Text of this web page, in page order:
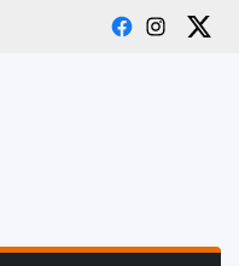
Facebook
Instagram
X